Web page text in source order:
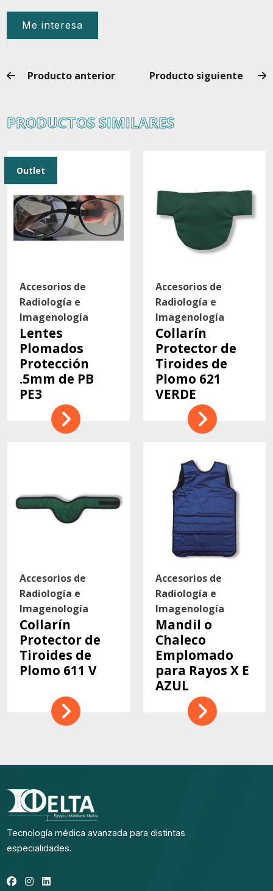
Me interesa
Producto anterior Producto siguiente
PRODUCTOS SIMILARES
Accesorios de
Radiología e
Imagenología
Lentes
Plomados
Protección
.5mm de PB
PE3
Outlet
Accesorios de
Radiología e
Imagenología
Collarín
Protector de
Tiroides de
Plomo 621
VERDE
Accesorios de
Radiología e
Imagenología
Collarín
Protector de
Tiroides de
Plomo 611 V
Accesorios de
Radiología e
Imagenología
Mandil o
Chaleco
Emplomado
para Rayos X E
AZUL
Tecnología médica avanzada para distintas
especialidades.